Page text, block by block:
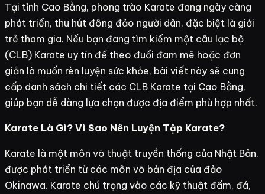
Tại tỉnh Cao Bằng, phong trào Karate đang ngày càng
phát triển, thu hút đông đảo người dân, đặc biệt là giới
trẻ tham gia. Nếu bạn đang tìm kiếm một câu lạc bộ
(CLB) Karate uy tín để theo đuổi đam mê hoặc đơn
giản là muốn rèn luyện sức khỏe, bài viết này sẽ cung
cấp danh sách chi tiết các CLB Karate tại Cao Bằng,
giúp bạn dễ dàng lựa chọn được địa điểm phù hợp nhất.
Karate Là Gì? Vì Sao Nên Luyện Tập Karate?
Karate là một môn võ thuật truyền thống của Nhật Bản,
được phát triển từ các môn võ bản địa của đảo
Okinawa. Karate chú trọng vào các kỹ thuật đấm, đá,